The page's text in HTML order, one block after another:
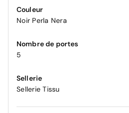
Couleur
Noir Perla Nera
Nombre de portes
5
Sellerie
Sellerie Tissu